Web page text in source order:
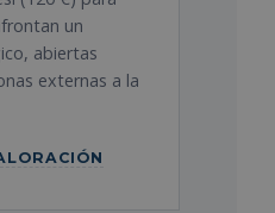
un
abiertas
externas a la